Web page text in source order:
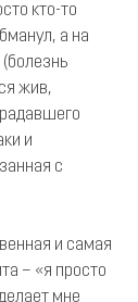
кто-то
а на
жив,
и
с
и самая
– «я просто
мне